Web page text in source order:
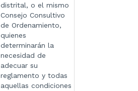
distrital, o el mismo
Consejo Consultivo
de Ordenamiento,
quienes
determinarán la
necesidad de
adecuar su
reglamento y todas
aquellas condiciones